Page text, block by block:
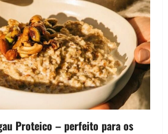
Proteico – perfeito para os